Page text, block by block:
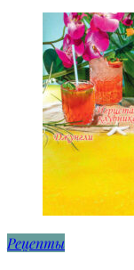
Рецепты